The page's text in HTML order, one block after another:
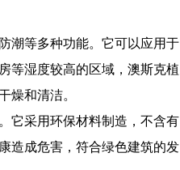
潮等多种功能。它可以应用于
等湿度较高的区域，澳斯克植
燥和清洁。
它采用环保材料制造，不含有
造成危害，符合绿色建筑的发